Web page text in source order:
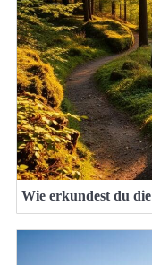
Wie erkundest du